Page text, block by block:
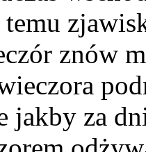
znów
jakby za